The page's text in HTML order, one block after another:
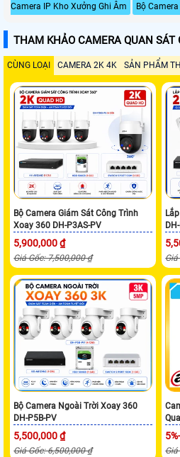
Camera IP Kho Xưởng Ghi Âm
Bộ
THAM KHẢO CAMERA QUAN SÁT
CÙNG LOẠI CAMERA 2K 4K SẢN PHẨM
Bộ Camera Giám Sát Công Trình
Xoay 360 DH-P3AS-PV
5,900,000 ₫
Giá Gốc: 7,500,000 ₫ Giá
Bộ Camera Ngoài Trời Xoay 360
DH-P5B-PV
5,500,000 ₫
Giá Gốc: 6,500,000 ₫ Giá